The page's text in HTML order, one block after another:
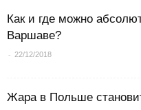
Как и где можно
Варшаве?
- 22/12/2018
Жара в Польше